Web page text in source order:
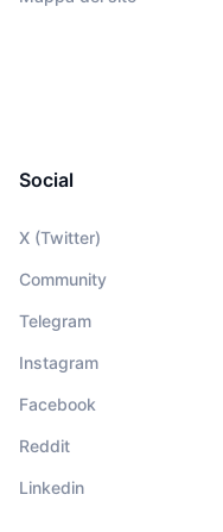
Social
X (Twitter)
Community
Telegram
Instagram
Facebook
Reddit
Linkedin